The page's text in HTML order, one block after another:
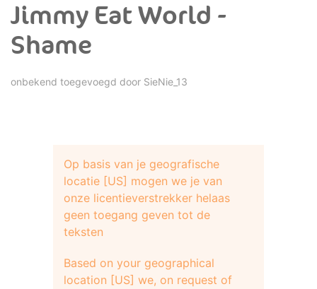
Jimmy Eat World -
Shame
onbekend toegevoegd door SieNie_13
Op basis van je geografische
locatie [US] mogen we je van
onze licentieverstrekker helaas
geen toegang geven tot de
teksten
Based on your geographical
location [US] we, on request of